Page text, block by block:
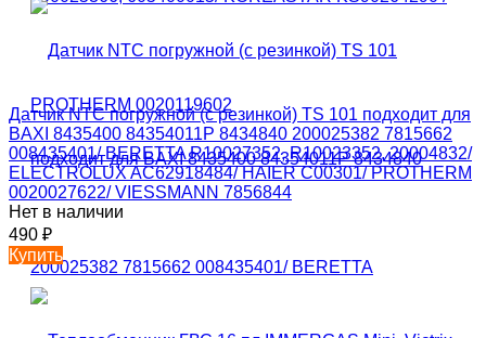
Датчик NTC погружной (с резинкой) TS 101 подходит для
BAXI 8435400 84354011P 8434840 200025382 7815662
008435401/ BERETTA R10027352, R10023352, 20004832/
ELECTROLUX AC62918484/ HAIER C00301/ PROTHERM
0020027622/ VIESSMANN 7856844
Нет в наличии
490 ₽
Купить